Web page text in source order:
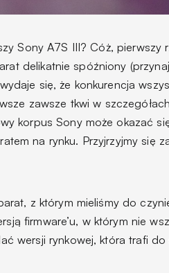
Sony A7S III? Cóż, pierwszy
delikatnie spóźniony
się, że konkurencja
zawsze tkwi w
korpus Sony może okazać
na rynku. Przyjrzyjmy się
z którym mieliśmy do
firmware’u, w którym nie
wersji rynkowej, która trafi do